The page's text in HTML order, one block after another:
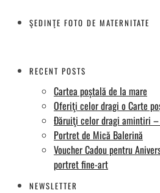
ŞEDINŢE FOTO DE MATERNITATE
RECENT POSTS
Cartea poștală de la mare
Oferiţi celor dragi o Carte
Đăruiţi celor dragi amintiri
Portret de Mică Balerină
Voucher Cadou pentru
portret fine-art
NEWSLETTER